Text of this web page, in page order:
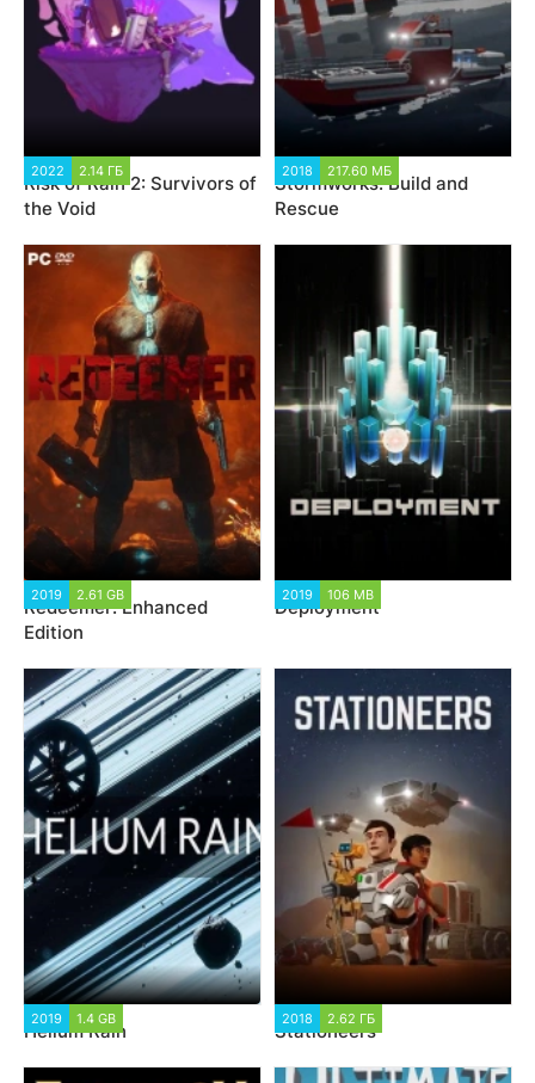
2022 2.14 ГБ
Risk of Rain 2: Survivors of
the Void
2018 217.60 МБ
Stormworks: Build and
Rescue
2019 2.61 GB
Redeemer: Enhanced
Edition
2019 106 MB
Deployment
2019 1.4 GB
Helium Rain
2018 2.62 ГБ
Stationeers